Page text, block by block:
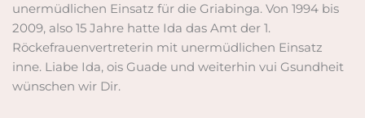
unermüdlichen Einsatz für die Griabinga. Von 1994 bis
2009, also 15 Jahre hatte Ida das Amt der 1.
Röckefrauenvertreterin mit unermüdlichen Einsatz
inne. Liabe Ida, ois Guade und weiterhin vui Gsundheit
wünschen wir Dir.